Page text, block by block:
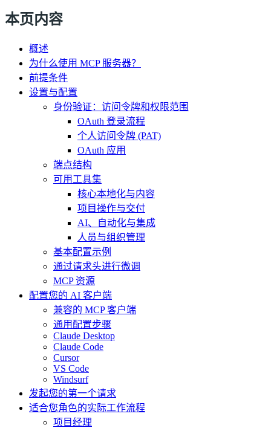
本页内容
概述
为什么使用 MCP 服务器？
前提条件
设置与配置
身份验证：访问令牌和权限范围
OAuth 登录流程
个人访问令牌 (PAT)
OAuth 应用
端点结构
可用工具集
核心本地化与内容
项目操作与交付
AI、自动化与集成
人员与组织管理
基本配置示例
通过请求头进行微调
MCP 资源
配置您的 AI 客户端
兼容的 MCP 客户端
通用配置步骤
Claude Desktop
Claude Code
Cursor
VS Code
Windsurf
发起您的第一个请求
适合您角色的实际工作流程
项目经理